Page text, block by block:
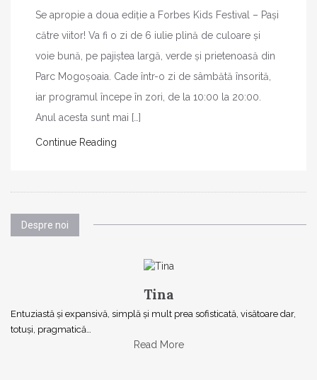
Se apropie a doua ediție a Forbes Kids Festival – Pași
către viitor! Va fi o zi de 6 iulie plină de culoare și
voie bună, pe pajiștea largă, verde și prietenoasă din
Parc Mogoșoaia. Cade într-o zi de sâmbătă însorită,
iar programul începe în zori, de la 10:00 la 20:00.
Anul acesta sunt mai […]
Continue Reading
Despre noi
Tina
Entuziastă şi expansivă, simplă şi mult prea sofisticată, visătoare dar,
totuşi, pragmatică…
Read More